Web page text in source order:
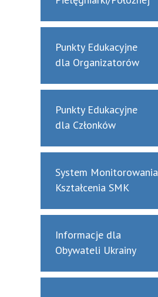
Punkty Edukacyjne
dla Organizatorów
Punkty Edukacyjne
dla Członków
System Monitorowania
Kształcenia SMK
Informacje dla
Obywateli Ukrainy